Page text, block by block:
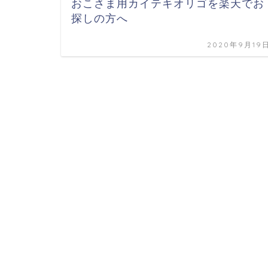
おこさま用カイテキオリゴを楽天でお
探しの方へ
2020年9月19